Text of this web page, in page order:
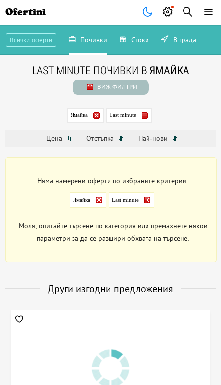
Ofertini
Всички оферти Почивки Стоки В града
LAST MINUTE ПОЧИВКИ В ЯМАЙКА
ВИЖ ФИЛТРИ
Ямайка Last minute
Цена Отстъпка Най-нови
Няма намерени оферти по избраните критерии:
Ямайка Last minute
Моля, опитайте търсене по категория или премахнете някои
параметри за да се разшири обхвата на търсене.
Други изгодни предложения